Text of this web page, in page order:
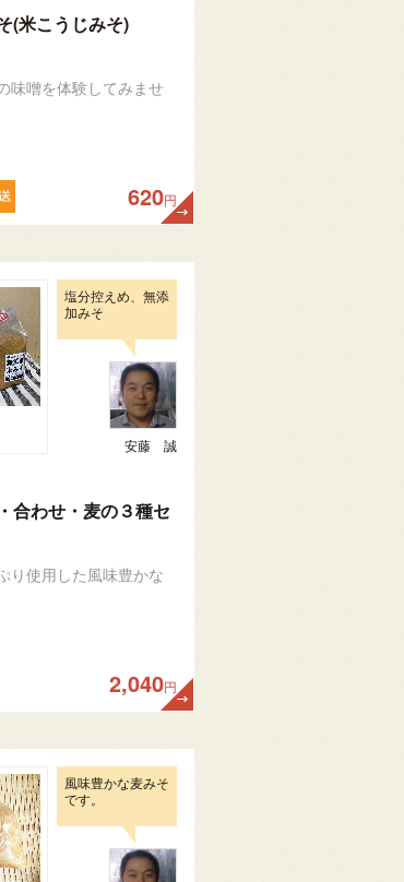
(米こうじみそ)
味噌を体験してみませ
620円
塩分控えめ、無添
加みそ
安藤 誠
合わせ・麦の３種セ
り使用した風味豊かな
2,040円
風味豊かな麦みそ
です。